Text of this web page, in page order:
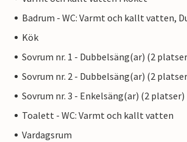
Badrum - WC: Varmt och kallt vatten,
Kök
Sovrum nr. 1 - Dubbelsäng(ar) (2
Sovrum nr. 2 - Dubbelsäng(ar) (2
Sovrum nr. 3 - Enkelsäng(ar) (2 platser)
Toalett - WC: Varmt och kallt vatten
Vardagsrum